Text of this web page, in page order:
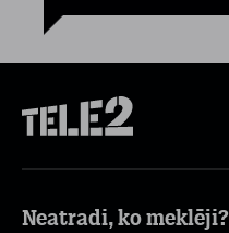
Neatradi, ko meklēji?